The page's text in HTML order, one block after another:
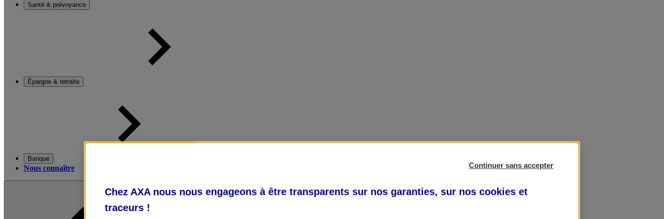
Santé & prévoyance
Épargne & retraite
Banque
Nous connaître Continuer sans accepter
Chez AXA nous nous engageons à être transparents sur nos garanties, sur nos cookies et
traceurs !